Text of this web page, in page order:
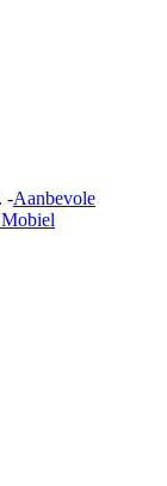
-Aanbevole